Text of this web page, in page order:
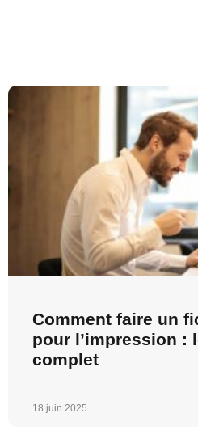
Comment faire un
pour l’impression :
complet
18 juin 2025